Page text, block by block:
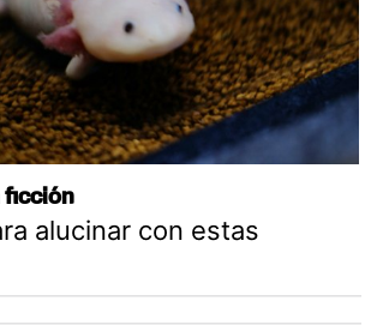
ficción
alucinar con estas